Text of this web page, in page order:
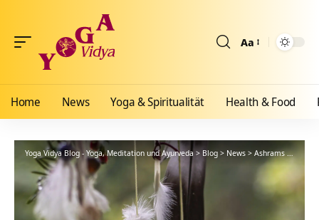
Aa
Home News Yoga & Spiritualität Health & Food
Yoga Vidya Blog - Yoga, Meditation und Ayurveda > Blog > News > Ashrams> Bad